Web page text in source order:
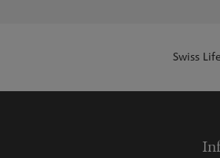
rdv 09:00 - 20:00
Swiss